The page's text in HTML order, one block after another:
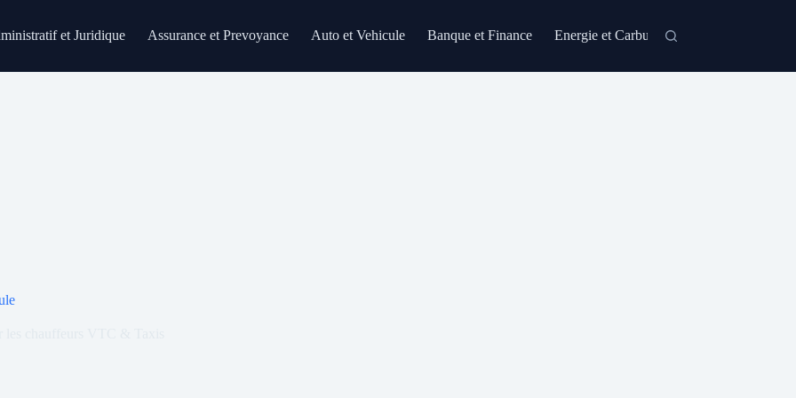
et Juridique Assurance et Prevoyance Auto et Vehicule Banque et Finance Energie et Carburant